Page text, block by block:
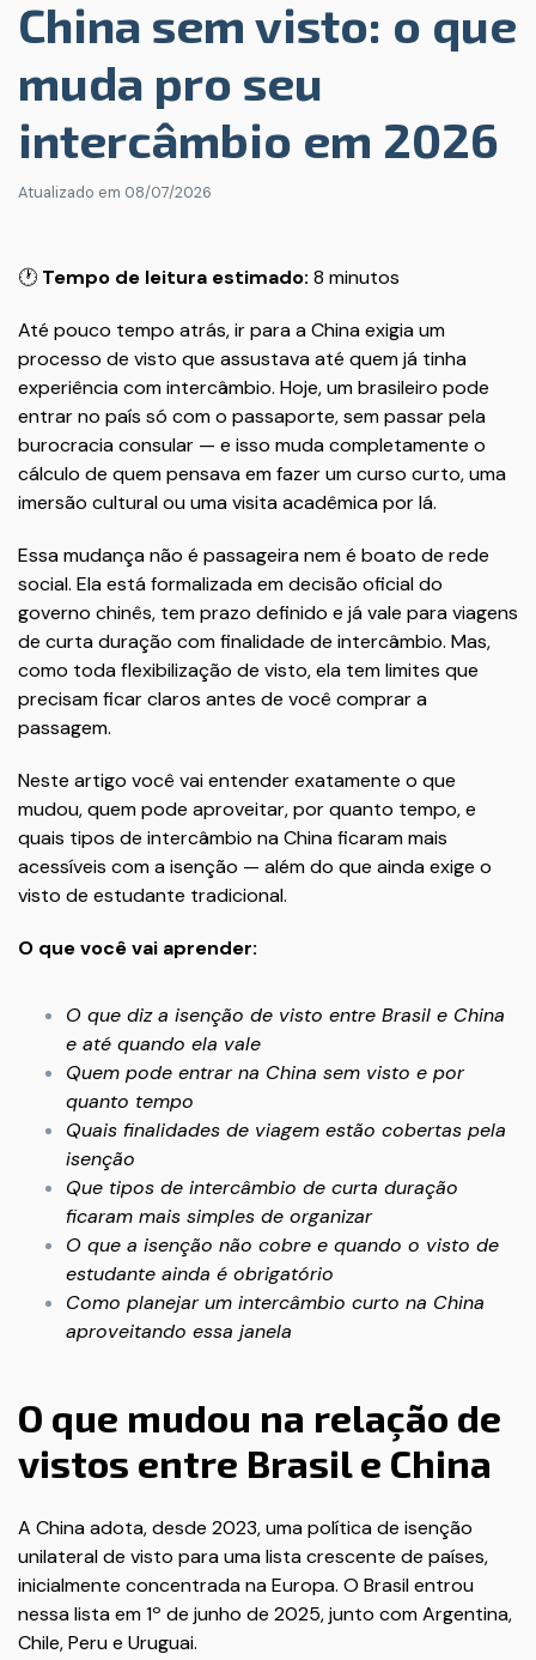
China sem visto: o que
muda pro seu
intercâmbio em 2026
Atualizado em 08/07/2026
🕐 Tempo de leitura estimado: 8 minutos
Até pouco tempo atrás, ir para a China exigia um
processo de visto que assustava até quem já tinha
experiência com intercâmbio. Hoje, um brasileiro pode
entrar no país só com o passaporte, sem passar pela
burocracia consular — e isso muda completamente o
cálculo de quem pensava em fazer um curso curto, uma
imersão cultural ou uma visita acadêmica por lá.
Essa mudança não é passageira nem é boato de rede
social. Ela está formalizada em decisão oficial do
governo chinês, tem prazo definido e já vale para viagens
de curta duração com finalidade de intercâmbio. Mas,
como toda flexibilização de visto, ela tem limites que
precisam ficar claros antes de você comprar a
passagem.
Neste artigo você vai entender exatamente o que
mudou, quem pode aproveitar, por quanto tempo, e
quais tipos de intercâmbio na China ficaram mais
acessíveis com a isenção — além do que ainda exige o
visto de estudante tradicional.
O que você vai aprender:
O que diz a isenção de visto entre Brasil e China
e até quando ela vale
Quem pode entrar na China sem visto e por
quanto tempo
Quais finalidades de viagem estão cobertas pela
isenção
Que tipos de intercâmbio de curta duração
ficaram mais simples de organizar
O que a isenção não cobre e quando o visto de
estudante ainda é obrigatório
Como planejar um intercâmbio curto na China
aproveitando essa janela
O que mudou na relação de
vistos entre Brasil e China
A China adota, desde 2023, uma política de isenção
unilateral de visto para uma lista crescente de países,
inicialmente concentrada na Europa. O Brasil entrou
nessa lista em 1º de junho de 2025, junto com Argentina,
Chile, Peru e Uruguai.